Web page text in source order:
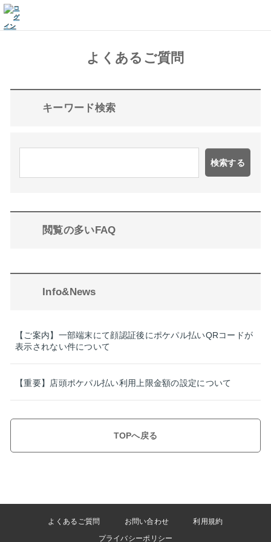
よくあるご質問
キーワード検索
検索する
閲覧の多いFAQ
Info&News
【ご案内】一部端末にて顔認証後にポケパル払いQRコードが
表示されない件について
【重要】店頭ポケパル払い利用上限金額の設定について
TOPへ戻る
よくあるご質問 お問い合わせ
利用規約
プライバシーポリシー